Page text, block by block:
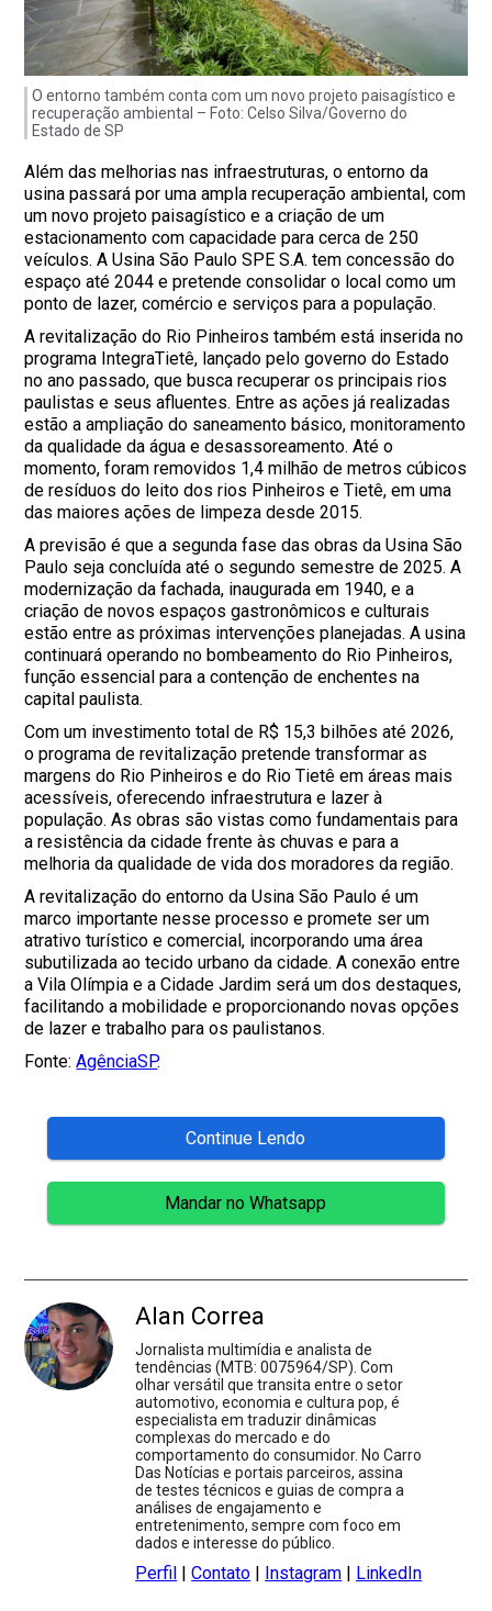
O entorno também conta com um novo projeto paisagístico e
recuperação ambiental – Foto: Celso Silva/Governo do
Estado de SP
Além das melhorias nas infraestruturas, o entorno da
usina passará por uma ampla recuperação ambiental, com
um novo projeto paisagístico e a criação de um
estacionamento com capacidade para cerca de 250
veículos. A Usina São Paulo SPE S.A. tem concessão do
espaço até 2044 e pretende consolidar o local como um
ponto de lazer, comércio e serviços para a população.
A revitalização do Rio Pinheiros também está inserida no
programa IntegraTietê, lançado pelo governo do Estado
no ano passado, que busca recuperar os principais rios
paulistas e seus afluentes. Entre as ações já realizadas
estão a ampliação do saneamento básico, monitoramento
da qualidade da água e desassoreamento. Até o
momento, foram removidos 1,4 milhão de metros cúbicos
de resíduos do leito dos rios Pinheiros e Tietê, em uma
das maiores ações de limpeza desde 2015.
A previsão é que a segunda fase das obras da Usina São
Paulo seja concluída até o segundo semestre de 2025. A
modernização da fachada, inaugurada em 1940, e a
criação de novos espaços gastronômicos e culturais
estão entre as próximas intervenções planejadas. A usina
continuará operando no bombeamento do Rio Pinheiros,
função essencial para a contenção de enchentes na
capital paulista.
Com um investimento total de R$ 15,3 bilhões até 2026,
o programa de revitalização pretende transformar as
margens do Rio Pinheiros e do Rio Tietê em áreas mais
acessíveis, oferecendo infraestrutura e lazer à
população. As obras são vistas como fundamentais para
a resistência da cidade frente às chuvas e para a
melhoria da qualidade de vida dos moradores da região.
A revitalização do entorno da Usina São Paulo é um
marco importante nesse processo e promete ser um
atrativo turístico e comercial, incorporando uma área
subutilizada ao tecido urbano da cidade. A conexão entre
a Vila Olímpia e a Cidade Jardim será um dos destaques,
facilitando a mobilidade e proporcionando novas opções
de lazer e trabalho para os paulistanos.
Fonte:AgênciaSP.
Continue Lendo
Mandar no Whatsapp
Alan Correa
Jornalista multimídia e analista de
tendências (MTB: 0075964/SP). Com
olhar versátil que transita entre o setor
automotivo, economia e cultura pop, é
especialista em traduzir dinâmicas
complexas do mercado e do
comportamento do consumidor. No Carro
Das Notícias e portais parceiros, assina
de testes técnicos e guias de compra a
análises de engajamento e
entretenimento, sempre com foco em
dados e interesse do público.
Perfil |Contato | Instagram | LinkedIn